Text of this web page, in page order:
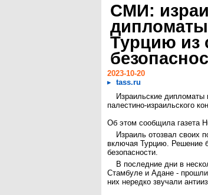
СМИ:
Турцию из
2023-10-20
tass.ru
Израильские дипломаты
палестино-израильского
Об этом сообщила газета
Израиль отозвал своих
включая Турцию. Решение
безопасности.
В последние дни в
Стамбуле и Адане -
них нередко звучали